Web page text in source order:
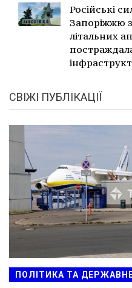
Російські
Запоріжжю
літальних
СВІЖІ ПУБЛІКАЦІЇ
ПОЛІТИКА ТА